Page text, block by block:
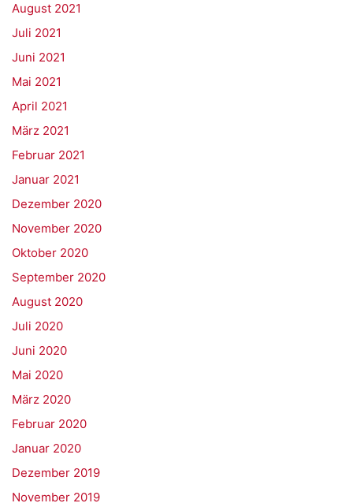
August 2021
Juli 2021
Juni 2021
Mai 2021
April 2021
März 2021
Februar 2021
Januar 2021
Dezember 2020
November 2020
Oktober 2020
September 2020
August 2020
Juli 2020
Juni 2020
Mai 2020
März 2020
Februar 2020
Januar 2020
Dezember 2019
November 2019